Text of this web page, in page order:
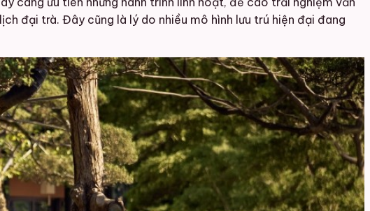
đại trà. Đây cũng là lý do nhiều mô hình lưu trú hiện đại đang